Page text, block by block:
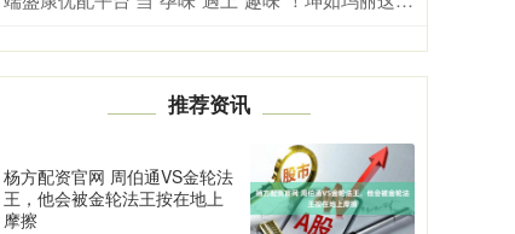
推荐资讯
杨方配资官网 周伯通VS金轮法
王，他会被金轮法王按在地上
摩擦